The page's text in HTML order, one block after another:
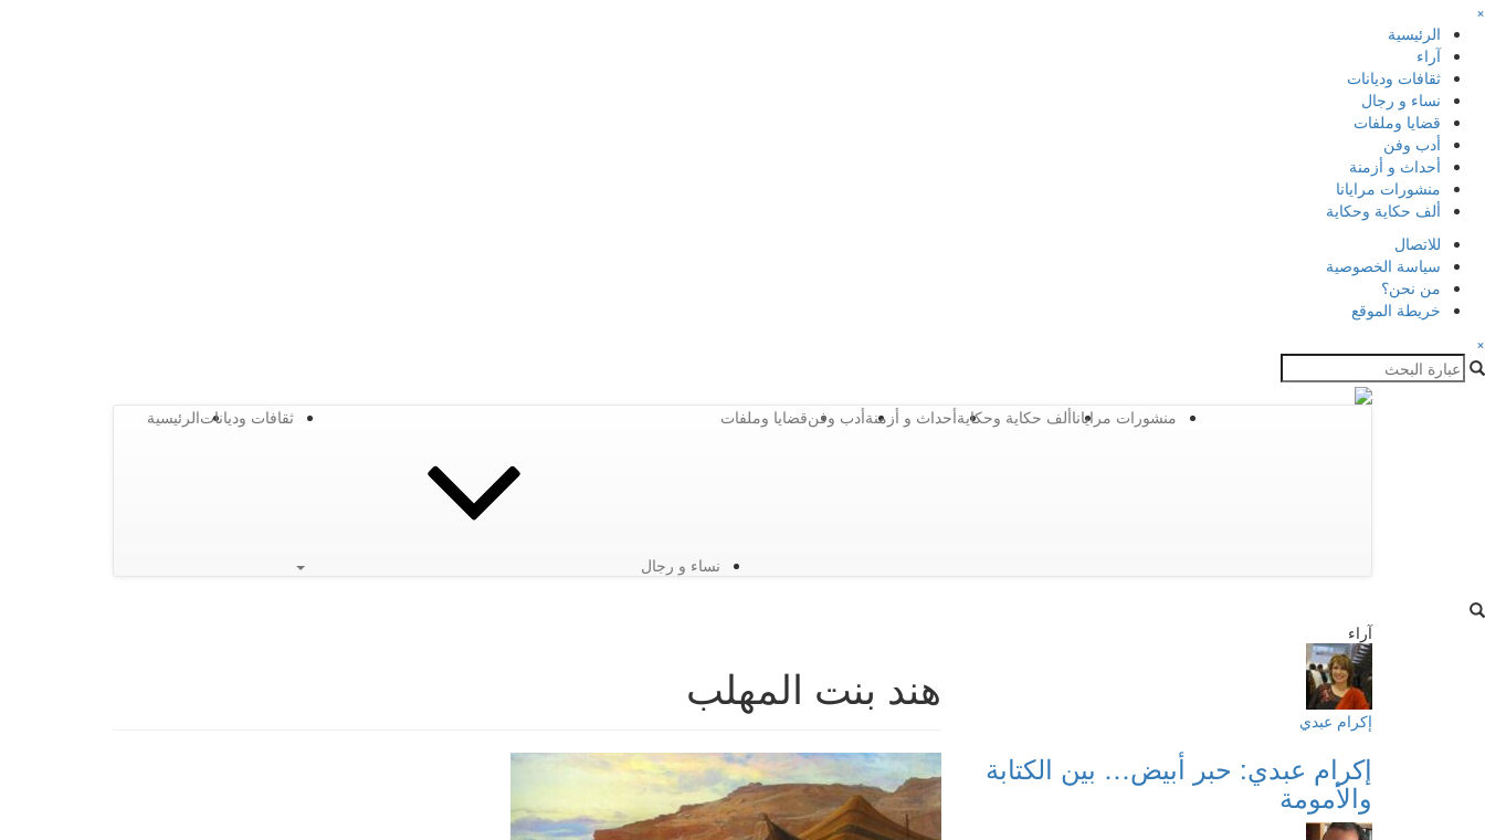
×
الرئيسية
آراء
ثقافات وديانات
نساء و رجال
قضايا وملفات
أدب وفن
أحداث و أزمنة
منشورات مرايانا
ألف حكاية وحكاية
للاتصال
سياسة الخصوصية
من نحن؟
خريطة الموقع
×
الرئيسيةثقافات وديانات
نساء و رجال
قضايا وملفاتأدب وفنأحداث و أزمنةألف حكاية وحكايةمنشورات مرايانا
هند بنت المهلب
آراء
إكرام عبدي
إكرام عبدي: حبر أبيض… بين الكتابة
والأمومة